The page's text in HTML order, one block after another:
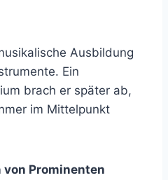
Ausbildung
Ein
brach er später ab,
im Mittelpunkt
von Prominenten